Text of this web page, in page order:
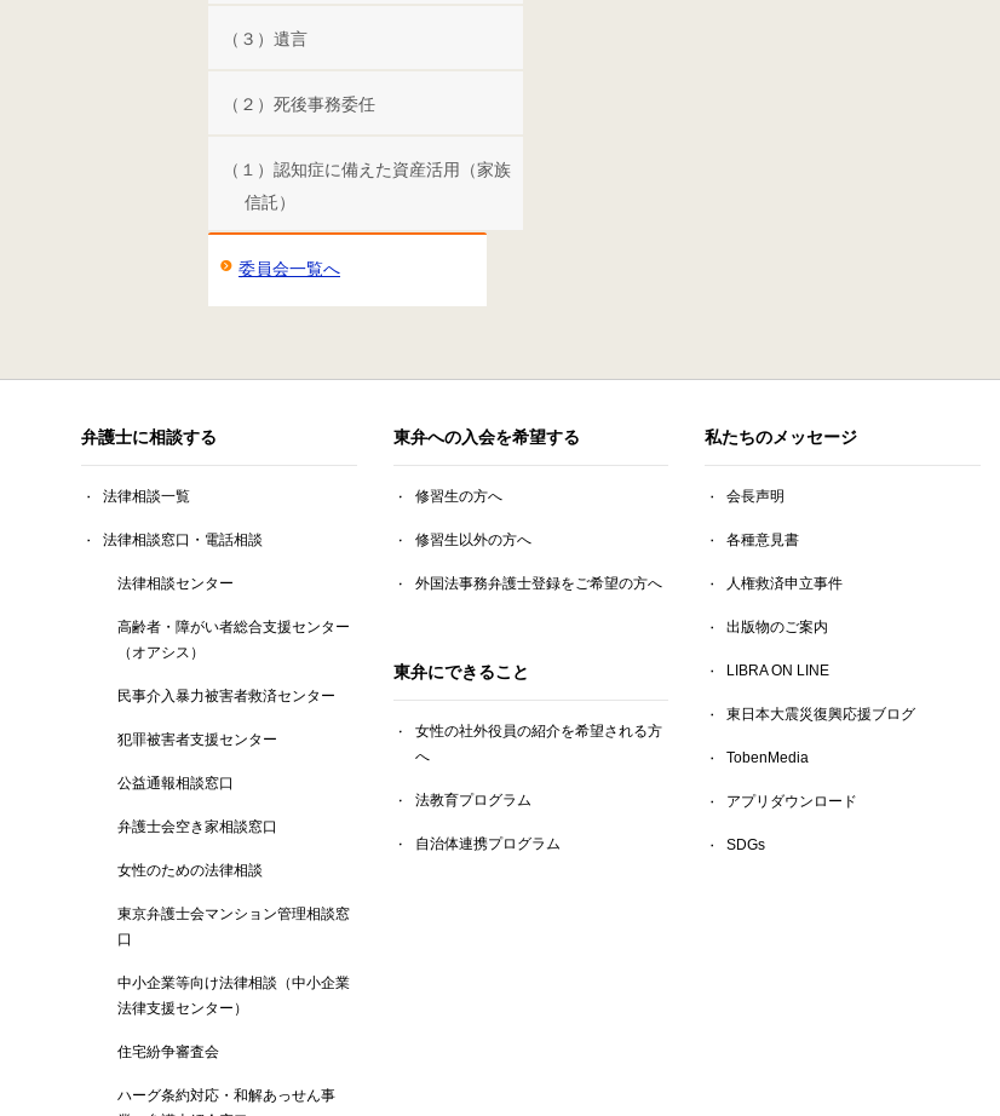
（３）遺言
（２）死後事務委任
（１）認知症に備えた資産活用（家族
信託）
委員会一覧へ
弁護士に相談する
法律相談一覧
法律相談窓口・電話相談
法律相談センター
高齢者・障がい者総合支援センター
（オアシス）
民事介入暴力被害者救済センター
犯罪被害者支援センター
公益通報相談窓口
弁護士会空き家相談窓口
女性のための法律相談
東京弁護士会マンション管理相談窓
口
中小企業等向け法律相談（中小企業
法律支援センター）
住宅紛争審査会
ハーグ条約対応・和解あっせん事
東弁への入会を希望する
修習生の方へ
修習生以外の方へ
外国法事務弁護士登録をご希望の方へ
東弁にできること
女性の社外役員の紹介を希望される方
へ
法教育プログラム
自治体連携プログラム
私たちのメッセージ
会長声明
各種意見書
人権救済申立事件
出版物のご案内
LIBRA ON LINE
東日本大震災復興応援ブログ
TobenMedia
アプリダウンロード
SDGs